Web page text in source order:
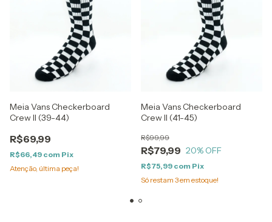
Meia Vans Checkerboard
Crew II (39-44)
R$69,99
R$66,49 com Pix
Atenção, última peça!
Meia Vans Checkerboard
Crew II (41-45)
R$79,99
R$99,99
20% OFF
R$75,99 com Pix
Só restam 3em estoque!